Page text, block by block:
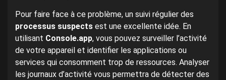
Pour faire face à ce problème, un suivi régulier des
processus suspects est une excellente idée. En
utilisant Console.app, vous pouvez surveiller l’activité
de votre appareil et identifier les applications ou
services qui consomment trop de ressources. Analyser
les journaux d’activité vous permettra de détecter des